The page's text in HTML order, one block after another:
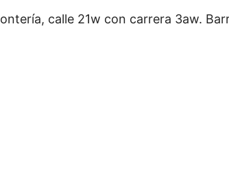
calle 21w con carrera 3aw.